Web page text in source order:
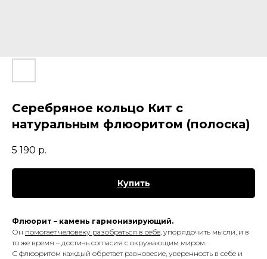
Серебряное кольцо Кит с
натуральным флюоритом (полоска)
5 190 р.
Купить
Флюорит – камень гармонизирующий.
Он помогает человеку разобраться в себе, упорядочить мысли, и в
то же время – достичь согласия с окружающим миром.
С флюоритом каждый обретает равновесие, уверенность в себе и